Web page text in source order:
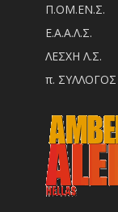
Π.ΟM.EN.Σ.
Ε.Α.Α.Λ.Σ.
ΛΕΣΧΗ Λ.Σ.
π.